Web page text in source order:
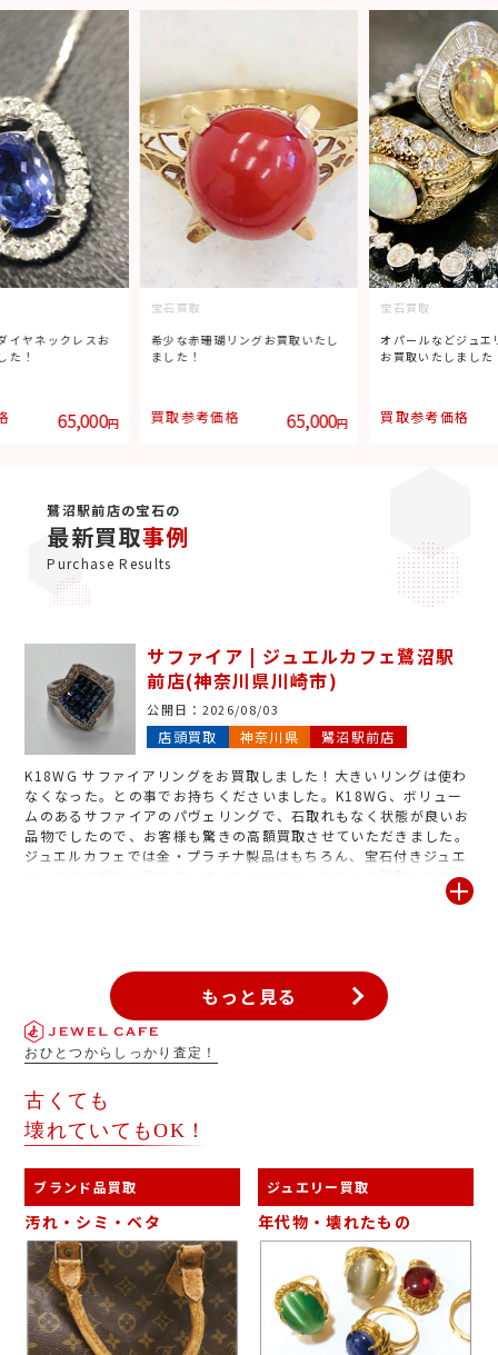
ングお買取いたし
65,000円
宝石買取
オパールなどジュエリーまとめて
お買取いたしました！
買取参考価格 225,500円
宝石買取
エメラルド・テーパ
グお買取いたしまし
買取参考価格
鷺沼駅前店の宝石の
最新買取事例
Purchase Results
サファイア | ジュエルカフェ鷺沼駅
前店(神奈川県川崎市)
公開日： 2026/08/03
店頭買取 神奈川県 鷺沼駅前店
K18WG サファイアリングをお買取しました！大きいリングは使わ
なくなった。との事でお持ちくださいました。K18WG、ボリュー
ムのあるサファイアのパヴェリングで、石取れもなく状態が良いお
品物でしたので、お客様も驚きの高額買取させていただきました。
ジュエルカフェでは金・プラチナ製品はもちろん、宝石付きジュエ
リーや逆に宝石が取れてしまったジュエリーなどもお買取しており
ます。切れているもの、壊れているものでも大歓迎ですので気にな
もっと見る
おひとつからしっかり査定！
古くても
壊れていてもOK！
ブランド品買取
汚れ・シミ・ベタ
ジュエリー買取
年代物・壊れたもの